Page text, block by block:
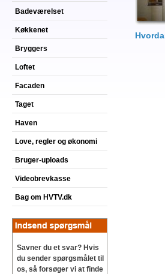
Badeværelset
Køkkenet
Bryggers
Loftet
Facaden
Taget
Haven
Love, regler og økonomi
Bruger-uploads
Videobrevkasse
Bag om HVTV.dk
Savner du et svar? Hvis
du sender spørgsmålet til
os, så forsøger vi at finde